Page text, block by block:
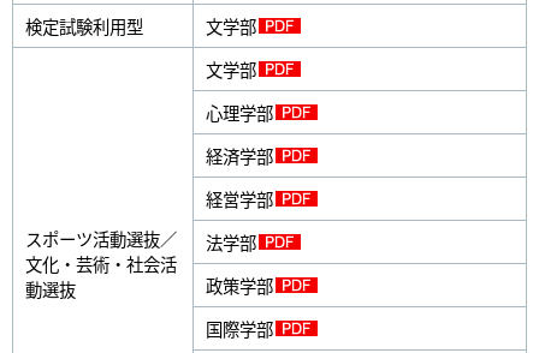
検定試験利用型
文学部
スポーツ活動選抜／
文化・芸術・社会活
動選抜
文学部
心理学部
経済学部
経営学部
法学部
政策学部
国際学部